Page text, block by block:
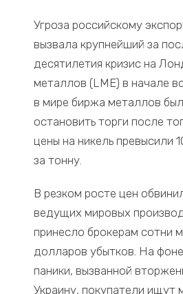
Угроза российскому
вызвала крупнейший за
десятилетия кризис на
металлов (LME) в начале
в мире биржа металлов
остановить торги после
цены на никель превысили
за тонну.
В резком росте цен
ведущих мировых
принесло брокерам сотни
долларов убытков. На
паники, вызванной
Украину, покупатели ищут